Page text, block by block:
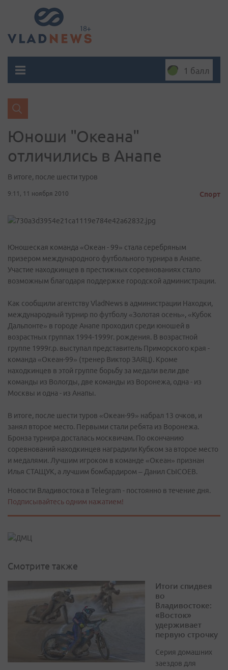
1 балл
Юноши "Океана"
отличились в Анапе
В итоге, после шести туров
9:11, 11 ноября 2010 Спорт
Юношеская команда «Океан - 99» стала серебряным
призером международного футбольного турнира в Анапе.
Участие находкинцев в престижных соревнованиях стало
возможным благодаря поддержке городской администрации.
Как сообщили агентству VladNews в администрации Находки,
международный турнир по футболу «Золотая осень», «Кубок
Дальпонте» в городе Анапе проходил среди юношей в
возрастных группах 1994-1999г. рождения. В возрастной
группе 1999г.р. выступал представитель Приморского края -
команда «Океан-99» (тренер Виктор ЗАЯЦ). Кроме
находкинцев в этой группе борьбу за медали вели две
команды из Вологды, две команды из Воронежа, одна - из
Москвы и одна - из Анапы.
В итоге, после шести туров «Океан-99» набрал 13 очков, и
занял второе место. Первыми стали ребята из Воронежа.
Бронза турнира досталась москвичам. По окончанию
соревнований находкинцев наградили Кубком за второе место
и медалями. Лучшим игроком в команде «Океан» признан
Илья СТАЩУК, а лучшим бомбардиром – Данил СЫСОЕВ.
Новости Владивостока в Telegram - постоянно в течение дня.
Подписывайтесь одним нажатием!
Смотрите также
Итоги спидвея
во
Владивостоке:
«Восток»
удерживает
первую строчку
Серия домашних
заездов для